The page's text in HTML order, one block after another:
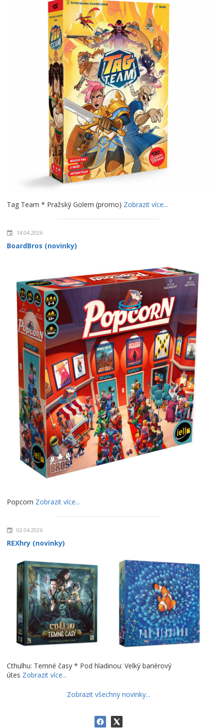
Tag Team * Pražský Golem (promo) Zobrazit více...
14.04.2026
BoardBros (novinky)
Popcorn Zobrazit více...
02.04.2026
REXhry (novinky)
Cthulhu: Temné časy * Pod hladinou: Velký bariérový
útes Zobrazit více...
Zobrazit všechny novinky...